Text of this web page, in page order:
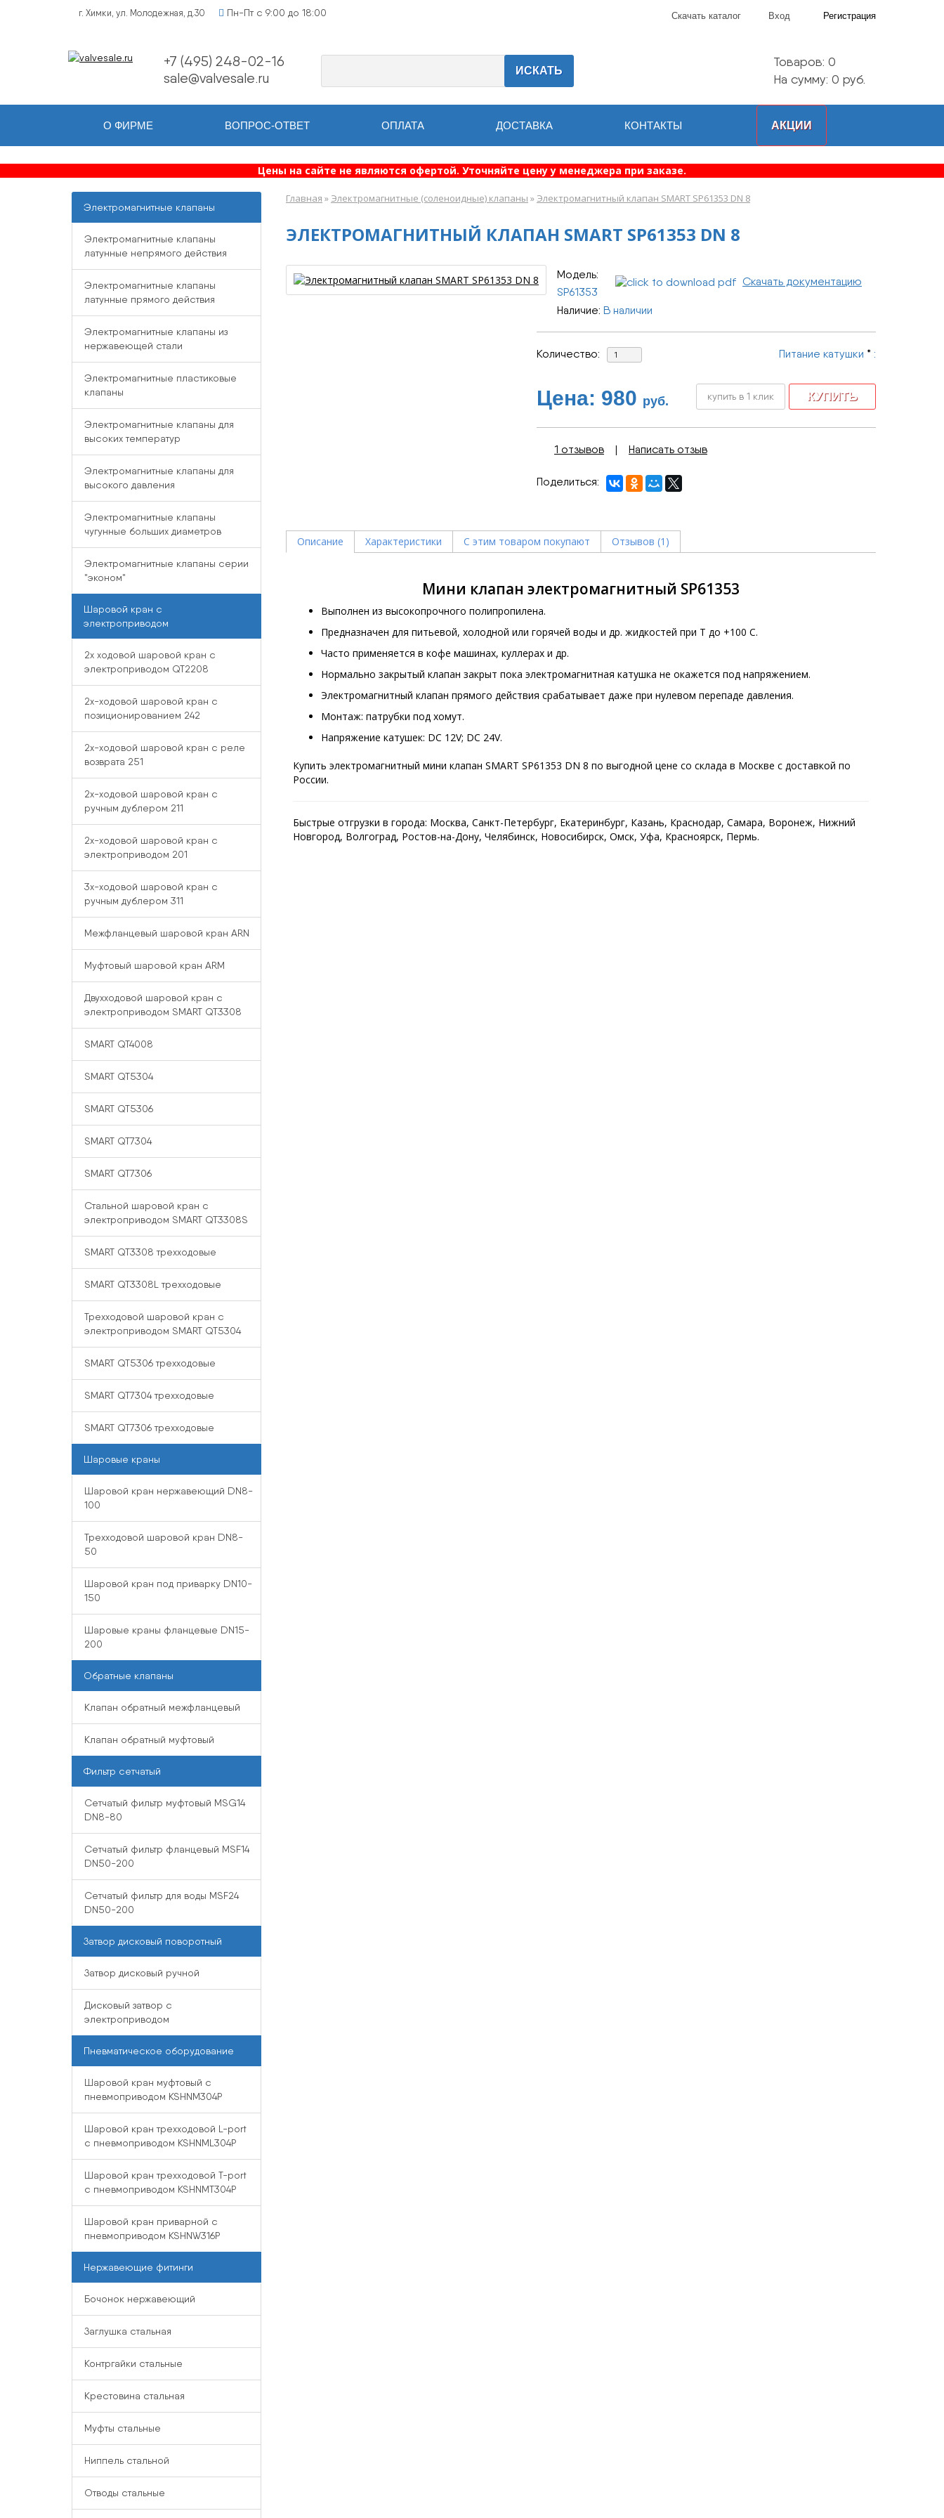
г. Химки, ул. Молодежная, д.30 Пн-Пт с 9:00 до 18:00 Скачать каталог Вход Регистрация
+7 (495) 248-02-16
sale@valvesale.ru
ИСКАТЬ
Товаров: 0
На сумму: 0 руб.
О ФИРМЕ ВОПРОС-ОТВЕТ ОПЛАТА ДОСТАВКА КОНТАКТЫ АКЦИИ
Цены на сайте не являются офертой. Уточняйте цену у менеджера при заказе.
Главная » Электромагнитные (соленоидные) клапаны » Электромагнитный клапан SMART SP61353 DN 8
ЭЛЕКТРОМАГНИТНЫЙ КЛАПАН SMART SP61353 DN 8
Скачать документацию
Модель:
SP61353
Наличие: В наличии
Питание катушки * :
Количество:
купить в 1 клик
Цена: 980 руб.
1 отзывов | Написать отзыв
Поделиться
Описание Характеристики С этим товаром покупают Отзывов (1)
Мини клапан электромагнитный SP61353
Выполнен из высокопрочного полипропилена.
Предназначен для питьевой, холодной или горячей воды и др. жидкостей при Т до +100 С.
Часто применяется в кофе машинах, куллерах и др.
Нормально закрытый клапан закрыт пока электромагнитная катушка не окажется под напряжением.
Электромагнитный клапан прямого действия срабатывает даже при нулевом перепаде давления.
Монтаж: патрубки под хомут.
Напряжение катушек: DC 12V; DC 24V.
Купить электромагнитный мини клапан SMART SP61353 DN 8 по выгодной цене со склада в Москве с доставкой по
России.
Быстрые отгрузки в города: Москва, Санкт-Петербург, Екатеринбург, Казань, Краснодар, Самара, Воронеж, Нижний
Новгород, Волгоград, Ростов-на-Дону, Челябинск, Новосибирск, Омск, Уфа, Красноярск, Пермь.
Электромагнитные клапаны
Электромагнитные клапаны
латунные непрямого действия
Электромагнитные клапаны
латунные прямого действия
Электромагнитные клапаны из
нержавеющей стали
Электромагнитные пластиковые
клапаны
Электромагнитные клапаны для
высоких температур
Электромагнитные клапаны для
высокого давления
Электромагнитные клапаны
чугунные больших диаметров
Электромагнитные клапаны серии
"эконом"
Шаровой кран с
электроприводом
2x ходовой шаровой кран с
электроприводом QT2208
2x-ходовой шаровой кран с
позиционированием 242
2x-ходовой шаровой кран с реле
возврата 251
2x-ходовой шаровой кран с
ручным дублером 211
2x-ходовой шаровой кран с
электроприводом 201
3x-ходовой шаровой кран с
ручным дублером 311
Межфланцевый шаровой кран ARN
Муфтовый шаровой кран ARM
Двухходовой шаровой кран с
электроприводом SMART QT3308
SMART QT4008
SMART QT5304
SMART QT5306
SMART QT7304
SMART QT7306
Стальной шаровой кран с
электроприводом SMART QT3308S
SMART QT3308 трехходовые
SMART QT3308L трехходовые
Трехходовой шаровой кран с
электроприводом SMART QT5304
SMART QT5306 трехходовые
SMART QT7304 трехходовые
SMART QT7306 трехходовые
Шаровые краны
Шаровой кран нержавеющий DN8-
100
Трехходовой шаровой кран DN8-
50
Шаровой кран под приварку DN10-
150
Шаровые краны фланцевые DN15-
200
Обратные клапаны
Клапан обратный межфланцевый
Клапан обратный муфтовый
Фильтр сетчатый
Сетчатый фильтр муфтовый MSG14
DN8-80
Сетчатый фильтр фланцевый MSF14
DN50-200
Сетчатый фильтр для воды MSF24
DN50-200
Затвор дисковый поворотный
Затвор дисковый ручной
Дисковый затвор с
электроприводом
Пневматическое оборудование
Шаровой кран муфтовый с
пневмоприводом KSHNM304P
Шаровой кран трехходовой L-port
с пневмоприводом KSHNML304P
Шаровой кран трехходовой T-port
с пневмоприводом KSHNMT304P
Шаровой кран приварной с
пневмоприводом KSHNW316P
Нержавеющие фитинги
Бочонок нержавеющий
Заглушка стальная
Контргайки стальные
Крестовина стальная
Муфты стальные
Ниппель стальной
Отводы стальные